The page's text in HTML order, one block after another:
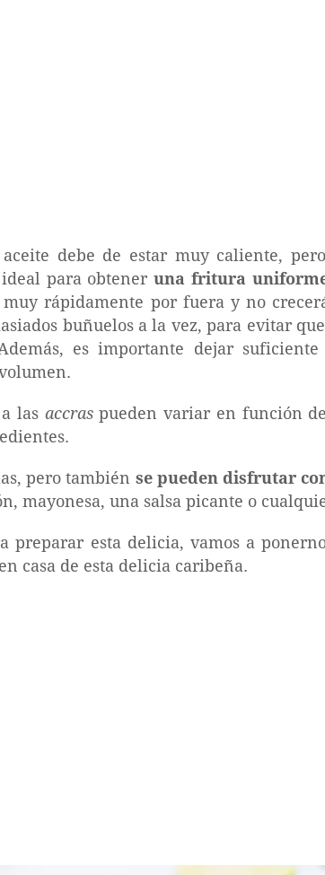
debe de estar muy caliente,
ideal para obteneruna fritura
muy rápidamente por fuera y no
buñuelos a la vez, para evitar
es importante dejar
las accraspueden variar en función
pero también se pueden disfrutar
mayonesa, una salsa picante o
preparar esta delicia, vamos a
casa de esta delicia caribeña.